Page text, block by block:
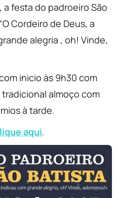
a festa do padroeiro São
Cordeiro de Deus, a
alegria , oh! Vinde,
inicio às 9h30 com
almoço com
à tarde.
aqui.